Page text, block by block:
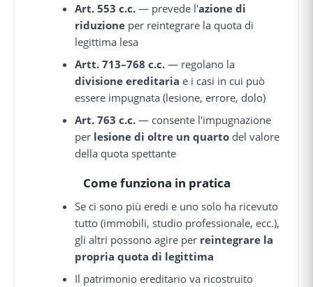
Art. 553 c.c. — prevede l'azione di
riduzione per reintegrare la quota di
legittima lesa
Artt. 713–768 c.c. — regolano la
divisione ereditaria e i casi in cui può
essere impugnata (lesione, errore, dolo)
Art. 763 c.c. — consente l'impugnazione
per lesione di oltre un quarto del valore
della quota spettante
Come funziona in pratica
Se ci sono più eredi e uno solo ha ricevuto
tutto (immobili, studio professionale, ecc.),
gli altri possono agire per reintegrare la
propria quota di legittima
Il patrimonio ereditario va ricostruito